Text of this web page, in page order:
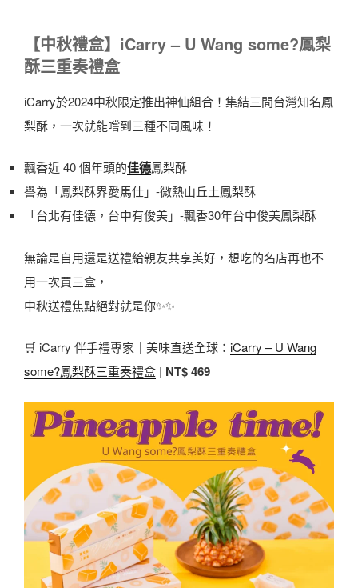
【中秋禮盒】iCarry – U Wang some?鳳梨
酥三重奏禮盒
iCarry於2024中秋限定推出神仙組合！集結三間台灣知名鳳
梨酥，一次就能嚐到三種不同風味！
飄香近 40 個年頭的佳德鳳梨酥
譽為「鳳梨酥界愛馬仕」-微熱山丘土鳳梨酥
「台北有佳德，台中有俊美」-飄香30年台中俊美鳳梨酥
無論是自用還是送禮給親友共享美好，想吃的名店再也不
用一次買三盒，
中秋送禮焦點絕對就是你✨✨
🛒 iCarry 伴手禮專家｜美味直送全球： iCarry – U Wang
some?鳳梨酥三重奏禮盒 | NT$ 469